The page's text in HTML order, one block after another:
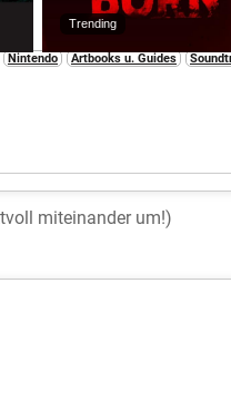
Trending
Nintendo Artbooks u. Guides